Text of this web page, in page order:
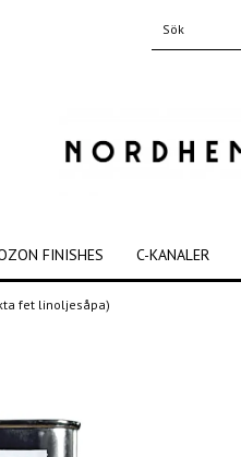
FINISHES C-KANALER
fet linoljesåpa)